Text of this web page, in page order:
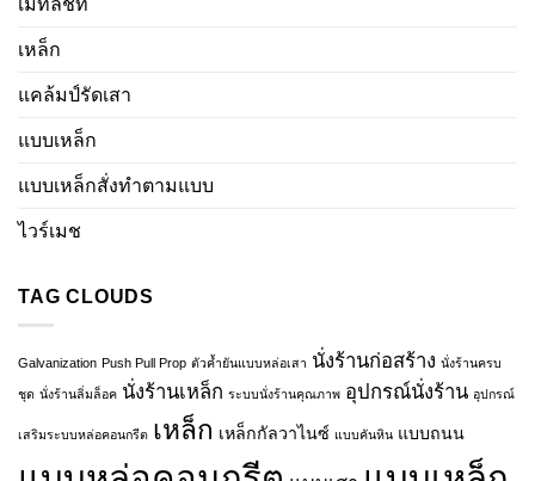
เหล็ก
แคล้มป์รัดเสา
แบบเหล็ก
แบบเหล็กสั่งทำตามแบบ
ไวร์เมช
TAG CLOUDS
Galvanization Push Pull Prop ตัวค้ำยันแบบหล่อเสา นั่งร้านก่อสร้าง นั่งร้านครบ
ชุด นั่งร้านลิ่มล็อค นั่งร้านเหล็ก ระบบนั่งร้านคุณภาพ อุปกรณ์นั่งร้าน อุปกรณ์
เสริมระบบหล่อคอนกรีต เหล็ก เหล็กกัลวาไนซ์ แบบคันหิน แบบถนน